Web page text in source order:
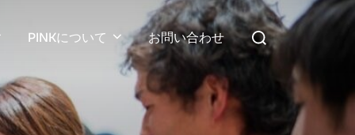
PINKについて お問い合わせ
検
索